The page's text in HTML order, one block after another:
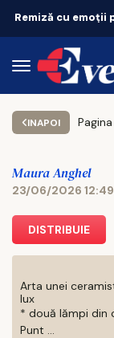
INAPOI
Maura Anghel
23/06/2026 12:49
DISTRIBUIE
Arta unei
lux
* două lămpi din
Punt ...